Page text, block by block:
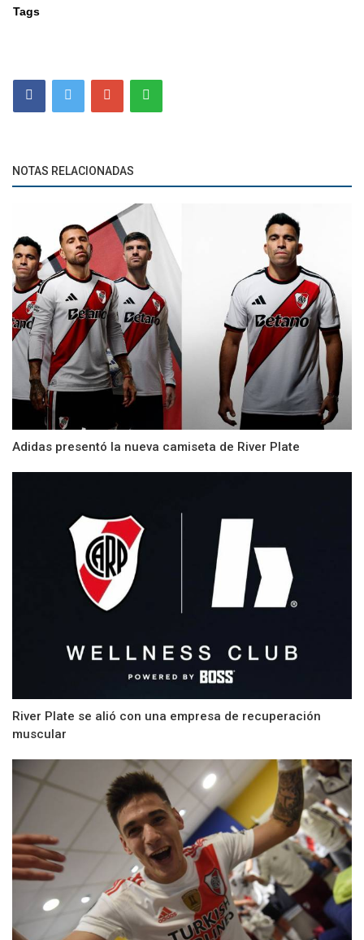
Tags
NOTAS RELACIONADAS
Adidas presentó la nueva camiseta de River Plate
River Plate se alió con una empresa de recuperación
muscular